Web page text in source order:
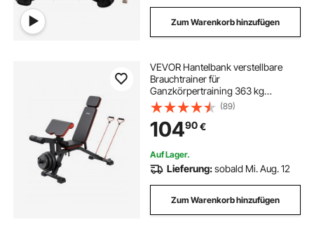
Zum Warenkorb hinzufügen
VEVOR Hantelbank verstellbare
Brauchtrainer für
Ganzkörpertraining 363 kg
belastbar), Sit-up-Trainingsbank
Fitness Bank Flachbank mit it
Beinstrecker, Preacher-Polster,
schnelle Einstellung
(89)
10490€
Auf Lager.
Lieferung:sobald Mi. Aug. 12
Zum Warenkorb hinzufügen